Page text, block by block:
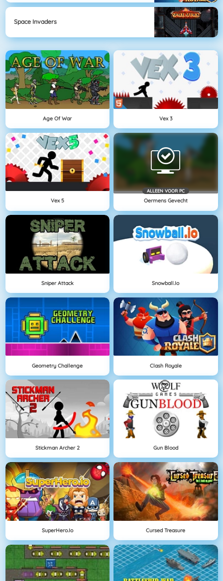
Space Invaders
Age Of War Vex 3
Vex 5
ALLEEN VOOR PC
Oermens Gevecht
Sniper Attack Snowball.io
Geometry Challenge Clash Royale
Stickman Archer 2 Gun Blood
SuperHero.io Cursed Treasure